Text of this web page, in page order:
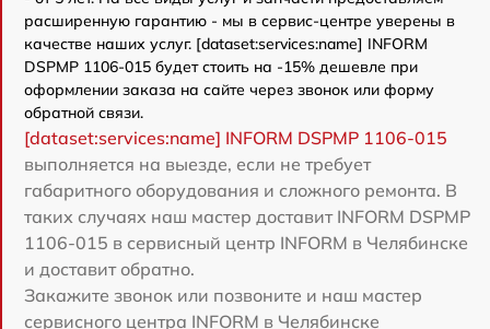
расширенную гарантию - мы в сервис-центре уверены в
качестве наших услуг. [dataset:services:name] INFORM
DSPMP 1106-015 будет стоить на -15% дешевле при
оформлении заказа на сайте через звонок или форму
обратной связи.
[dataset:services:name] INFORM DSPMP 1106-015
выполняется на выезде, если не требует
габаритного оборудования и сложного ремонта. В
таких случаях наш мастер доставит INFORM DSPMP
1106-015 в сервисный центр INFORM в Челябинске
и доставит обратно.
Закажите звонок или позвоните и наш мастер
сервисного центра INFORM в Челябинске